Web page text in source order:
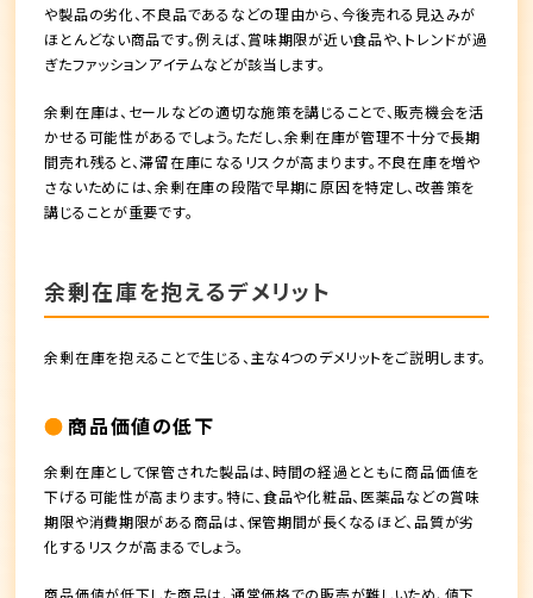
や製品の劣化、不良品であるなどの理由から、今後売れる見込みが
ほとんどない商品です。例えば、賞味期限が近い食品や、トレンドが過
ぎたファッションアイテムなどが該当します。
余剰在庫は、セールなどの適切な施策を講じることで、販売機会を活
かせる可能性があるでしょう。ただし、余剰在庫が管理不十分で長期
間売れ残ると、滞留在庫になるリスクが高まります。不良在庫を増や
さないためには、余剰在庫の段階で早期に原因を特定し、改善策を
講じることが重要です。
余剰在庫を抱えるデメリット
余剰在庫を抱えることで生じる、主な4つのデメリットをご説明します。
商品価値の低下
余剰在庫として保管された製品は、時間の経過とともに商品価値を
下げる可能性が高まります。特に、食品や化粧品、医薬品などの賞味
期限や消費期限がある商品は、保管期間が長くなるほど、品質が劣
化するリスクが高まるでしょう。
商品価値が低下した商品は、通常価格での販売が難しいため、値下